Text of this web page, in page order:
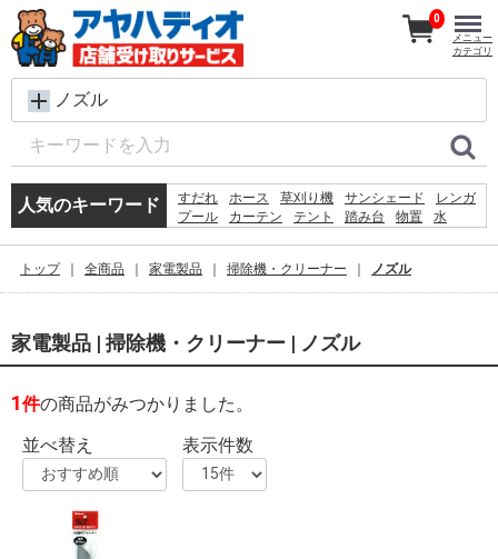
ノズル
人気のキーワード すだれ ホース 草刈り機 サンシェード
レンガ
プール
カーテン テント 踏み台 物置
水
脚立
砂利 クーラーボックス 物干し
0
メニュー
カテゴリ
トップ 全商品 家電製品 掃除機・クリーナー ノズル
家電製品 | 掃除機・クリーナー | ノズル
1件の商品がみつかりました。
並べ替え
表示件数